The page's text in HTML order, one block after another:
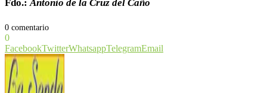
Fdo.: Antonio de la Cruz del Caño
0 comentario
0
FacebookTwitterWhatsappTelegramEmail